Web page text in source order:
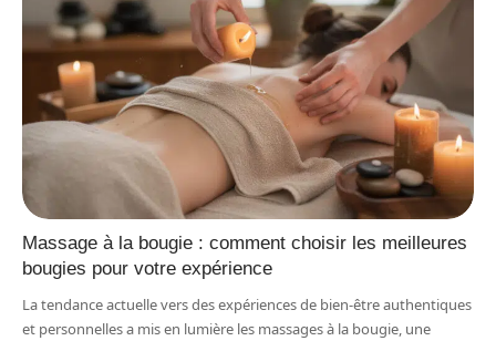
Massage à la bougie : comment choisir les meilleures
bougies pour votre expérience
La tendance actuelle vers des expériences de bien-être authentiques
et personnelles a mis en lumière les massages à la bougie, une